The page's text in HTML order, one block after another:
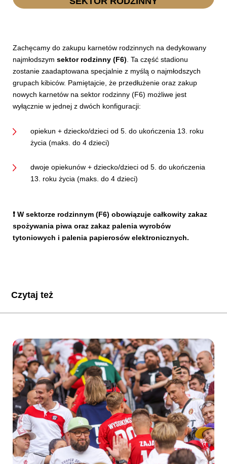
Zachęcamy do zakupu karnetów rodzinnych na dedykowany
najmłodszym sektor rodzinny (F6) . Ta część stadionu
zostanie zaadaptowana specjalnie z myślą o najmłodszych
grupach kibiców. Pamiętajcie, że przedłużenie oraz zakup
nowych karnetów na sektor rodzinny (F6) możliwe jest
wyłącznie w jednej z dwóch konfiguracji:
opiekun + dziecko/dzieci od 5. do ukończenia 13. roku
życia (maks. do 4 dzieci)
dwoje opiekunów + dziecko/dzieci od 5. do ukończenia
13. roku życia (maks. do 4 dzieci)
❗ W sektorze rodzinnym (F6) obowiązuje całkowity zakaz
spożywania piwa oraz zakaz palenia wyrobów
tytoniowych i palenia papierosów elektronicznych.
Czytaj też